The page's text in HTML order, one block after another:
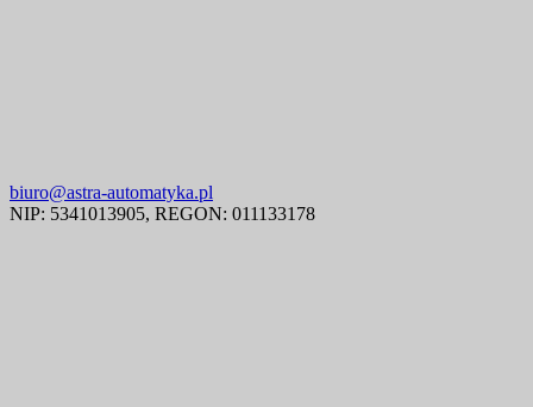
biuro@astra-automatyka.pl
NIP: 5341013905, REGON: 011133178